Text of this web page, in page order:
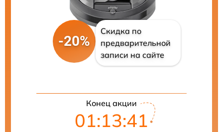
-20%
Скидка по
предварительной
записи на сайте
Конец акции
01:13:40